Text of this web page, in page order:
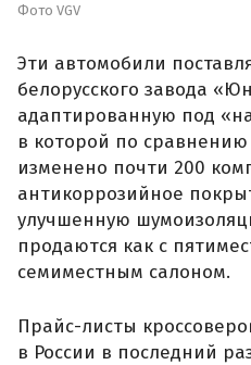
Фото VGV
Эти автомобили
белорусского завода
адаптированную под
в которой по сравнению
изменено почти 200
антикоррозийное
улучшенную
продаются как с
семиместным салоном.
Прайс-листы
в России в последний